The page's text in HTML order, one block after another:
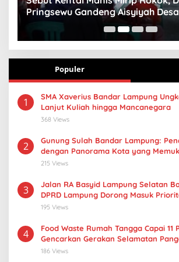
Pringsewu Gandeng Aisyiyah
Gizi Anak
Populer
1
SMA Xaverius Bandar Lampung
Lanjut Kuliah hingga Mancanegara
368 Views
2
Gunung Sulah Bandar Lampung:
dengan Panorama Kota yang
215 Views
3
Jalan RA Basyid Lampung Selatan
DPRD Lampung Dorong Masuk
195 Views
4
Food Waste Rumah Tangga Capai 11
Gencarkan Gerakan Selamatan
186 Views